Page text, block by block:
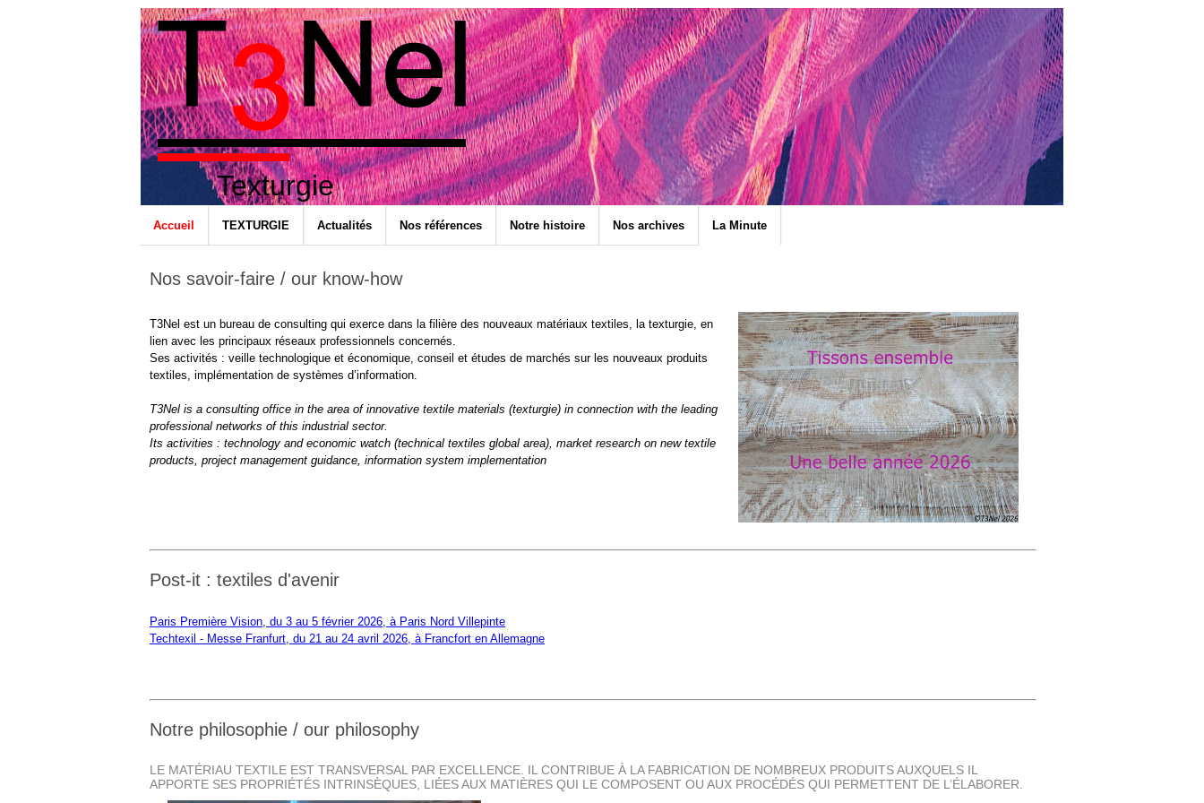
Texturgie
Accueil TEXTURGIE Actualités Nos références Notre histoire Nos archives
archives-mdt-2016 archives-mdt-2017 archives-mdt-2018 archives-mdt-2019 archives-mdt-2020 archives-mdt-2021 archives-mdt-2022
archives-mdt-2023
La Minute
Nos savoir-faire / our know-how
T3Nel est un bureau de consulting qui exerce dans la filière des nouveaux matériaux textiles, la texturgie, en
lien avec les principaux réseaux professionnels concernés.
Ses activités : veille technologique et économique, conseil et études de marchés sur les nouveaux produits
textiles, implémentation de systèmes d’information.
T3Nel is a consulting office in the area of innovative textile materials (texturgie) in connection with the leading
professional networks of this industrial sector.
Its activities : technology and economic watch (technical textiles global area), market research on new textile
products, project management guidance, information system implementation
Post-it : textiles d'avenir
Paris Première Vision, du 3 au 5 février 2026, à Paris Nord Villepinte
Techtexil - Messe Franfurt, du 21 au 24 avril 2026, à Francfort en Allemagne
Notre philosophie / our philosophy
LE MATÉRIAU TEXTILE EST TRANSVERSAL PAR EXCELLENCE. IL CONTRIBUE À LA FABRICATION DE NOMBREUX PRODUITS AUXQUELS IL
APPORTE SES PROPRIÉTÉS INTRINSÈQUES, LIÉES AUX MATIÈRES QUI LE COMPOSENT OU AUX PROCÉDÉS QUI PERMETTENT DE L’ÉLABORER.